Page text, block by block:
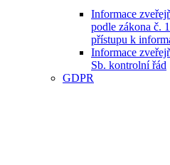
Informace
podle zákona č.
přístupu k
Informace
Sb. kontrolní řád
GDPR